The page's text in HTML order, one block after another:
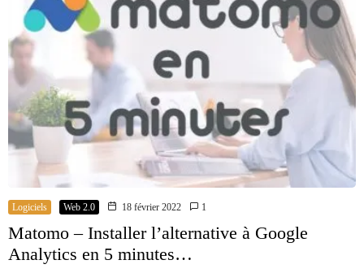
Logiciels Web 2.0 18 février 2022 1
Matomo – Installer l’alternative à Google
Analytics en 5 minutes…